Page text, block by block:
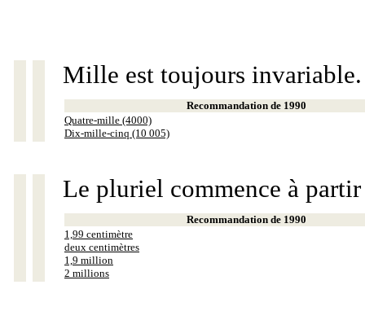
Mille est toujours invariable.
Recommandation de 1990
Quatre-mille (4000)
Dix-mille-cinq (10 005)
Le pluriel commence à
Recommandation de 1990
1,99 centimètre
deux centimètres
1,9 million
2 millions